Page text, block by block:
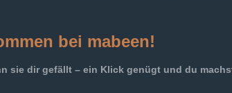
bei mabeen!
sie dir gefällt – ein Klick genügt und du